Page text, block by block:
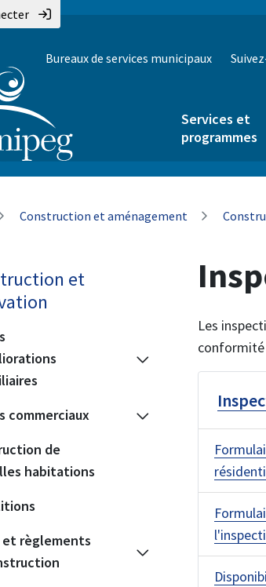
Bureaux de services municipaux
Services et
programmes
Construction et aménagement
et
commerciaux
de
habitations
et règlements
Les
conformité